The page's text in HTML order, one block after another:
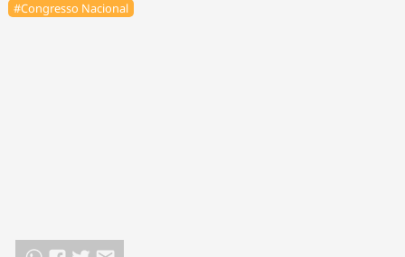
#Congresso Nacional